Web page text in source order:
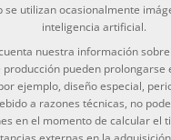
se utilizan ocasionalmente
inteligencia artificial.
nuestra información sobre
producción pueden prolongarse
ejemplo, diseño especial,
a razones técnicas, no
en el momento de calcular el